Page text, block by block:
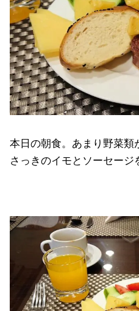
本日の朝食。あまり野菜類
さっきのイモとソーセージ